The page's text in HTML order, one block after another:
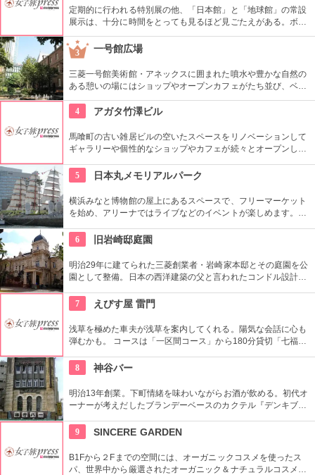
が手掛け、建築・インテリア好きにもおすすめ。
定期的に行われる特別展の他、「日本館」と「地球館」の常設
展示は、十分に時間をとっても見るほど見ごたえがある。ボラ
ンティアによるガイドツアーに参加すればなお理解が深まるこ
とまちがいなし。
3 一号館広場
三菱一号館美術館・アネックスに囲まれた噴水や豊かな自然の
ある憩いの場にはショップやオープンカフェがたち並び、ベン
チや腰掛ける場所が多く、ショッピングや仕事の合間に寛げる
憩いの場となっている。
4 アガタ竹澤ビル
馬喰町の古い雑居ビルの空いたスペースをリノベーションして
ギャラリーや個性的なショップやカフェが続々とオープンした
注目を浴びるアートビルとなっている。
5 日本丸メモリアルパーク
横浜みなと博物館の屋上にあるスペースで、フリーマーケット
を始め、アリーナではライブなどのイベントが楽しめます。も
財に指定されています。
6 旧岩崎邸庭園
明治29年に建てられた三菱創業者・岩崎家本邸とその庭園を公
園として整備。日本の西洋建築の父と言われたコンドル設計の
文化財にもなっている。
7 えびす屋 雷門
浅草を極めた車夫が浅草を案内してくれる。陽気な会話に心も
弾むかも。 コースは「一区間コース」から180分貸切「七福神
好評だとか。
8 神谷バー
明治13年創業。下町情緒を味わいながらお酒が飲める。初代オ
ーナーが考えだしたブランデーベースのカクテル『デンキブラ
がいい。浅草を観光した際には是非立ち寄りたい。
9 SINCERE GARDEN
B1Fから２Fまでの空間には、オーガニックコスメを使ったス
パ、世界中から厳選されたオーガニック＆ナチュラルコスメを